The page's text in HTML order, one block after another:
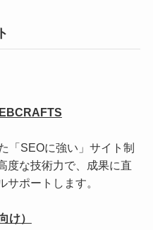
「SEOに強い」サイト制
度な技術力で、成果に直
ポートします。
け）